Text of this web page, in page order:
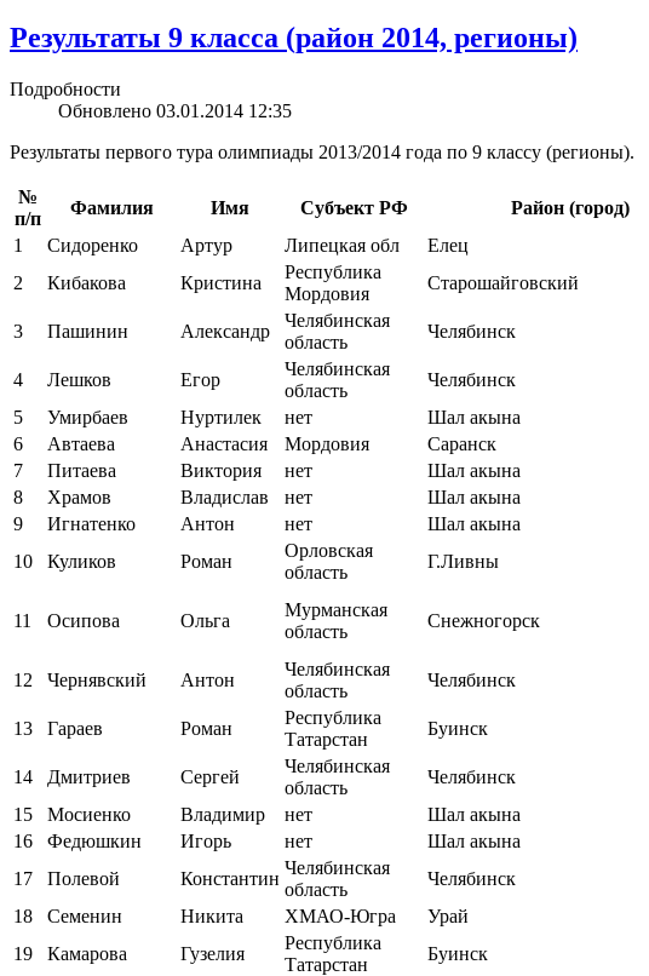
Результаты 9 класса (район 2014, регионы)
Подробности
Обновлено 03.01.2014 12:35
Результаты первого тура олимпиады 2013/2014 года по 9 классу (регионы).
№
п/п
Фамилия Имя Субъект РФ Район (город)
1
Сидоренко Артур Липецкая обл Елец
2
Кибакова Кристина
Республика
Мордовия
Старошайговский
3 Пашинин Александр
Челябинская
область
Челябинск
4 Лешков Егор
Челябинская
область
Челябинск
5
Умирбаев Нуртилек нет Шал акына
6
Автаева Анастасия Мордовия Саранск
7
Питаева Виктория нет Шал акына
8
Храмов Владислав нет Шал акына
9
Игнатенко Антон нет Шал акына
10
Куликов Роман
Орловская
область
Г.Ливны
11 Осипова Ольга
Мурманская
область
Снежногорск
12 Чернявский Антон
Челябинская
область
Челябинск
13 Гараев Роман
Республика
Татарстан
Буинск
14 Дмитриев Сергей
Челябинская
область
Челябинск
15
Мосиенко Владимир нет Шал акына
16
Федюшкин Игорь нет Шал акына
17
Полевой Константин
Челябинская
область
Челябинск
18
Семенин Никита ХМАО-Югра Урай
19
Камарова Гузелия
Республика
Татарстан
Буинск